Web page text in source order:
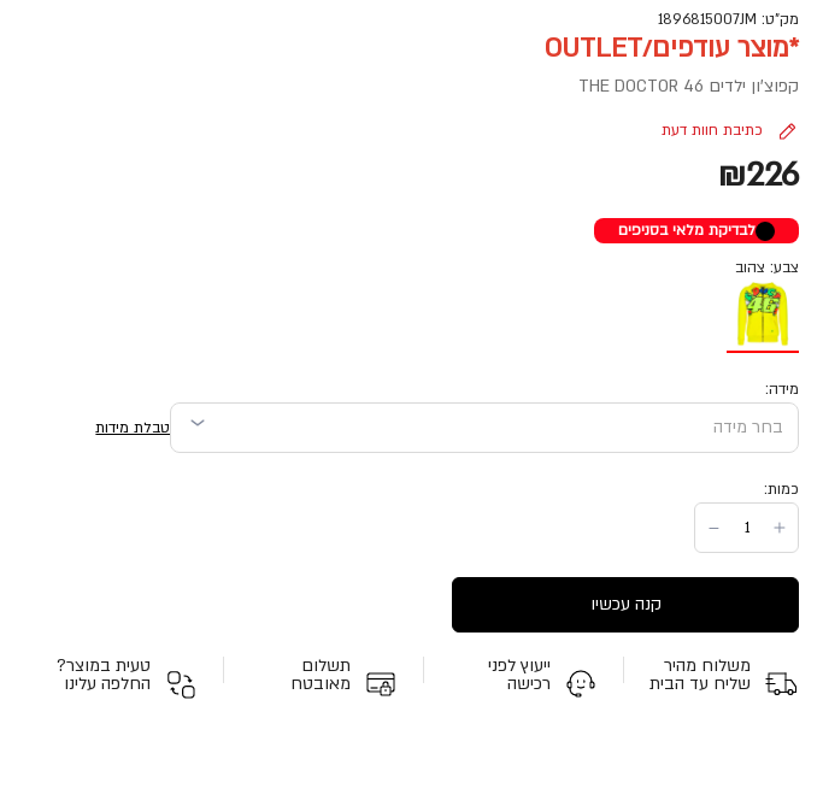
מק"ט: 1896815007JM
*מוצר עודפים/OUTLET
קפוצ'ון ילדים THE DOCTOR 46
כתיבת חוות דעת
₪226
לבדיקת מלאי בסניפים
צבע: צהוב
מידה:
טבלת מידות
כמות:
קנה עכשיו
משלוח מהיר
שליח עד הבית
ייעוץ לפני
רכישה
תשלום
מאובטח
טעית במוצר?
החלפה עלינו